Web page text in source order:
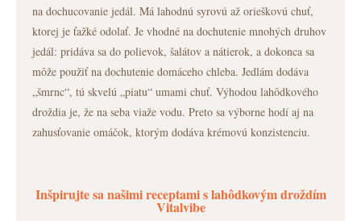
na dochucovanie jedál. Má lahodnú syrovú až orieškovú chuť,
ktorej je ťažké odolať. Je vhodné na dochutenie mnohých druhov
jedál: pridáva sa do polievok, šalátov a nátierok, a dokonca sa
môže použiť na dochutenie domáceho chleba. Jedlám dodáva
„šmrnc“, tú skvelú „piatu“ umami chuť. Výhodou lahôdkového
droždia je, že na seba viaže vodu. Preto sa výborne hodí aj na
zahusťovanie omáčok, ktorým dodáva krémovú konzistenciu.
Inšpirujte sa našimi receptami s lahôdkovým droždím
Vitalvibe